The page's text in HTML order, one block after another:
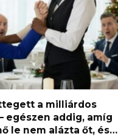
a milliárdos
egészen addig, amíg
le nem alázta őt, és…